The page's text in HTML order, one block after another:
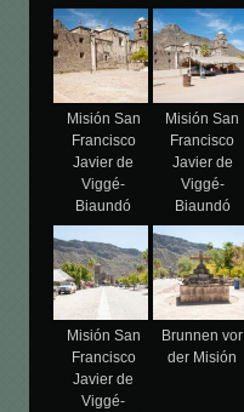
Misión San
Francisco
Javier de
Viggé-
Biaundó
Misión San
Francisco
Javier de
Viggé-
Biaundó
Misión San
Francisco
Javier de
Viggé-
Brunnen vor
der Misión